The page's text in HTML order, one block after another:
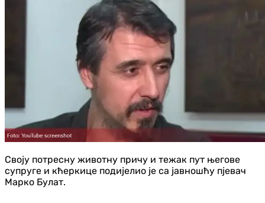
Своју потресну животну причу и тежак пут његове
супруге и кћеркице подијелио је са јавношћу пјевач
Марко Булат.